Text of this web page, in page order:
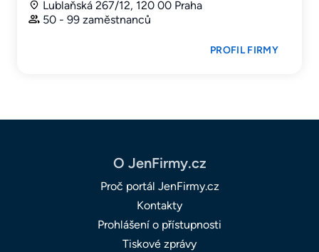
Lublaňská 267/12, 120 00 Praha
50 - 99 zaměstnanců
PROFIL FIRMY
O JenFirmy.cz
Proč portál JenFirmy.cz
Kontakty
Prohlášení o přístupnosti
Tiskové zprávy